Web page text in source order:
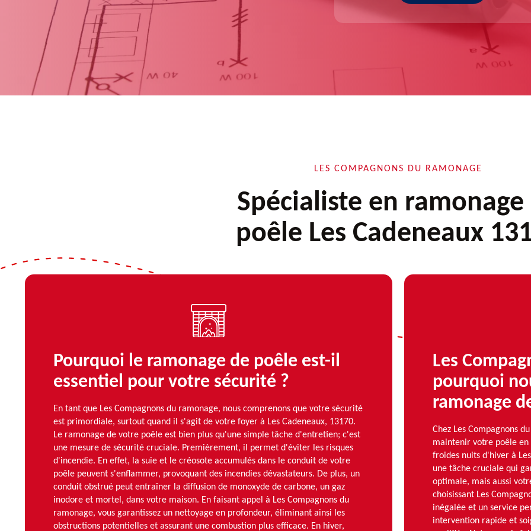
LES COMPAGNONS DU RAMONAGE
Spécialiste en ramonage
poêle Les Cadeneaux
Pourquoi le ramonage de poêle est-il
essentiel pour votre sécurité ?
En tant que Les Compagnons du ramonage, nous comprenons que votre sécurité
est primordiale, surtout quand il s'agit de votre foyer à Les Cadeneaux, 13170.
Le ramonage de votre poêle est bien plus qu'une simple tâche d'entretien; c'est
une mesure de sécurité cruciale. Premièrement, il permet d'éviter les risques
d'incendie. En effet, la suie et le créosote accumulés dans le conduit de votre
poêle peuvent s'enflammer, provoquant des incendies dévastateurs. De plus, un
conduit obstrué peut entraîner la diffusion de monoxyde de carbone, un gaz
inodore et mortel, dans votre maison. En faisant appel à Les Compagnons du
ramonage, vous garantissez un nettoyage en profondeur, éliminant ainsi les
obstructions potentielles et assurant une combustion plus efficace. En hiver,
Les
pourquoi
ramonage
Chez Les Compagnons
maintenir votre poêle
froides nuits d'hiver à
une tâche cruciale qui
optimale, mais aussi
choisissant Les
inégalée et un service
intervention rapide et